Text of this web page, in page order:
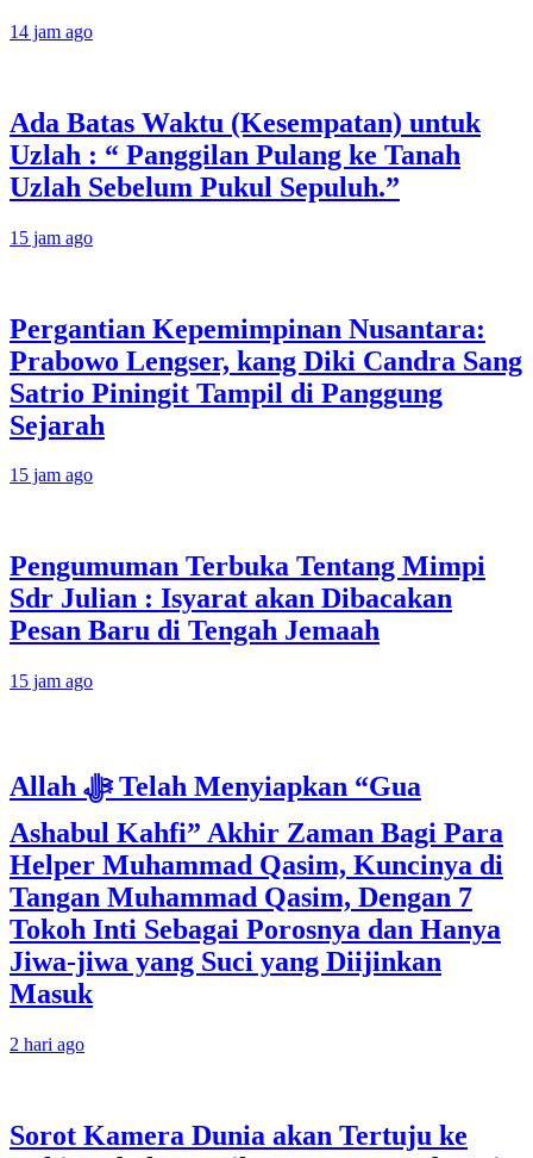
14 jam ago
Ada Batas Waktu (Kesempatan) untuk
Uzlah : “ Panggilan Pulang ke Tanah
Uzlah Sebelum Pukul Sepuluh.”
15 jam ago
Pergantian Kepemimpinan Nusantara:
Prabowo Lengser, kang Diki Candra Sang
Satrio Piningit Tampil di Panggung
Sejarah
15 jam ago
Pengumuman Terbuka Tentang Mimpi
Sdr Julian : Isyarat akan Dibacakan
Pesan Baru di Tengah Jemaah
15 jam ago
Allah ﷻ Telah Menyiapkan “Gua
Ashabul Kahfi” Akhir Zaman Bagi Para
Helper Muhammad Qasim, Kuncinya di
Tangan Muhammad Qasim, Dengan 7
Tokoh Inti Sebagai Porosnya dan Hanya
Jiwa-jiwa yang Suci yang Diijinkan
Masuk
2 hari ago
Sorot Kamera Dunia akan Tertuju ke